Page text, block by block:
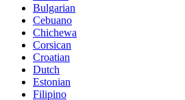
Bulgarian
Cebuano
Chichewa
Corsican
Croatian
Dutch
Estonian
Filipino